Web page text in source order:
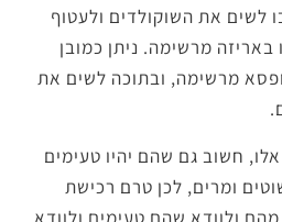
לשים את השוקולדים ולעטוף
באריזה מרשימה. ניתן כמובן
מרשימה, ובתוכה לשים את
חשוב גם שהם יהיו טעימים
ומרים, לכן טרם רכישת